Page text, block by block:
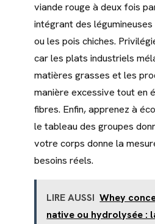
viande rouge à deux fois
intégrant des
ou les pois chiches.
car les plats industriels
matières grasses et les
manière excessive tout en
fibres. Enfin, apprenez à
le tableau des groupes
votre corps donne la
besoins réels.
LIRE AUSSI Whey
native ou hydrolysée :